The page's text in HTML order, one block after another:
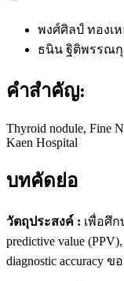
พงศ์ศิลป์ ทองเ
ธนิน ฐิติพรรณ
คำสำคัญ:
Thyroid nodule, Fine
Kaen Hospital
บทคัดย่อ
วัตถุประสงค์ : เพื่อศึก
predictive value
diagnostic accuracy